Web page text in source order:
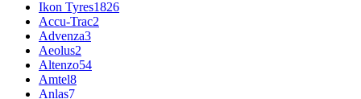
Ikon Tyres1826
Accu-Trac2
Advenza3
Aeolus2
Altenzo54
Amtel8
Anlas7